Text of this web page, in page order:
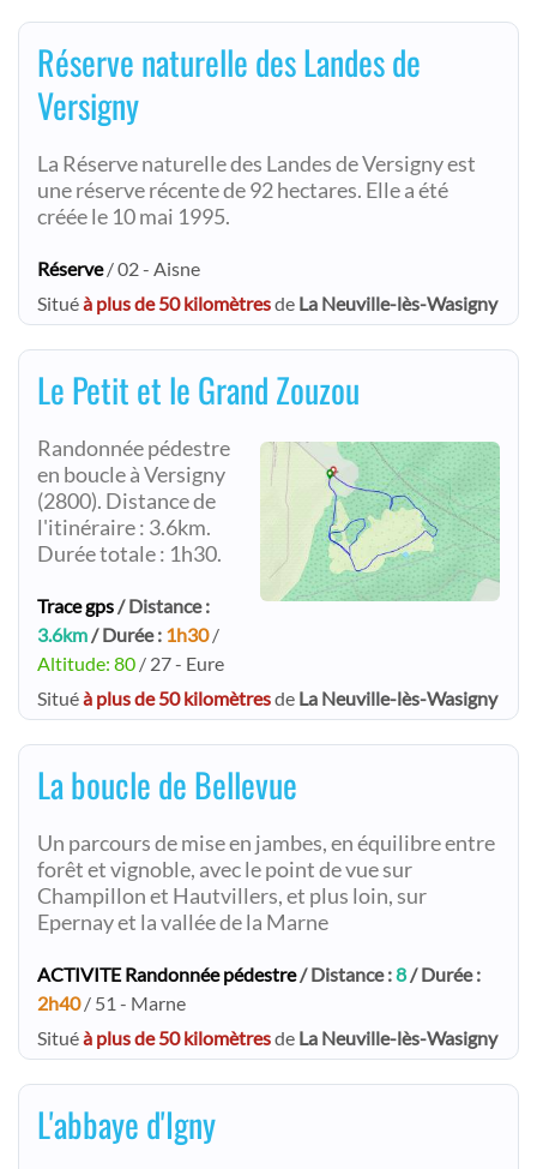
Réserve naturelle des Landes de
Versigny
La Réserve naturelle des Landes de Versigny est
une réserve récente de 92 hectares. Elle a été
créée le 10 mai 1995.
Réserve/ 02 - Aisne
Situéà plus de 50 kilomètresde La Neuville-lès-Wasigny
Le Petit et le Grand Zouzou
Randonnée pédestre
en boucle à Versigny
(2800). Distance de
l'itinéraire : 3.6km.
Durée totale : 1h30.
Trace gps/ Distance :
3.6km/ Durée : 1h30/
Altitude: 80 / 27 - Eure
Situéà plus de 50 kilomètresde La Neuville-lès-Wasigny
La boucle de Bellevue
Un parcours de mise en jambes, en équilibre entre
forêt et vignoble, avec le point de vue sur
Champillon et Hautvillers, et plus loin, sur
Epernay et la vallée de la Marne
ACTIVITE Randonnée pédestre/ Distance :8/ Durée :
2h40/ 51 - Marne
Situéà plus de 50 kilomètresde La Neuville-lès-Wasigny
L'abbaye d'Igny